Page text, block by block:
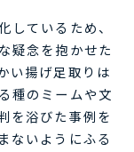
しているため、
疑念を抱かせた
い揚げ足取りは
種のミームや文
を浴びた事例を
ないようにふる